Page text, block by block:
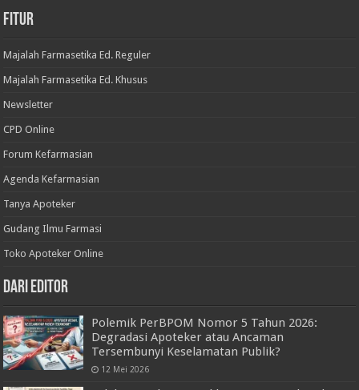
Fitur
Majalah Farmasetika Ed. Reguler
Majalah Farmasetika Ed. Khusus
Newsletter
CPD Online
Forum Kefarmasian
Agenda Kefarmasian
Tanya Apoteker
Gudang Ilmu Farmasi
Toko Apoteker Online
Dari Editor
Polemik PerBPOM Nomor 5 Tahun 2026:
Degradasi Apoteker atau Ancaman
Tersembunyi Keselamatan Publik?
12 Mei 2026